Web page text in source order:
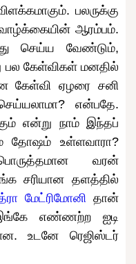
பலருக்கு
வாழ்க்கையின் ஆரம்பம்.
செய்ய வேண்டும்,
பல கேள்விகள் மனதில்
கேள்வி ஏழரை சனி
என்பதே.
என்று நாம் இந்தப்
தோஷம் உள்ளவாரா?
வரன்
சரியான தளத்தில்
மேட்ரிமோனி தான்
எண்ணற்ற ஐடி
உடனே ரெஜிஸ்டர்